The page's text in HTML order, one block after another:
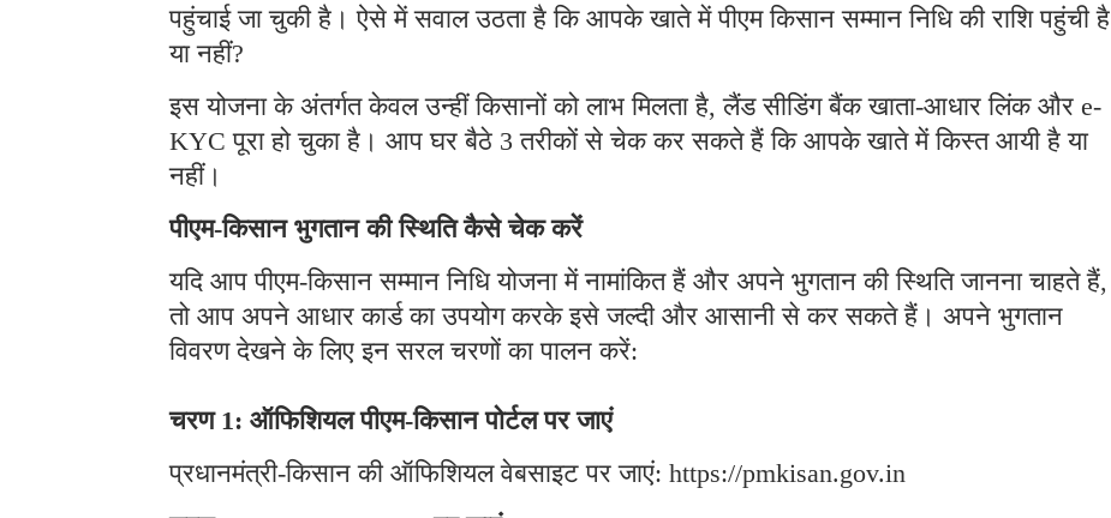
पहुंचाई जा चुकी है। ऐसे में सवाल उठता है कि आपके खाते में पीएम किसान सम्मान निधि की राशि पहुंची है
या नहीं?
इस योजना के अंतर्गत केवल उन्हीं किसानों को लाभ मिलता है, लैंड सीडिंग बैंक खाता-आधार लिंक और e-
KYC पूरा हो चुका है। आप घर बैठे 3 तरीकों से चेक कर सकते हैं कि आपके खाते में किस्त आयी है या
नहीं।
पीएम-किसान भुगतान की स्थिति कैसे चेक करें
यदि आप पीएम-किसान सम्मान निधि योजना में नामांकित हैं और अपने भुगतान की स्थिति जानना चाहते हैं,
तो आप अपने आधार कार्ड का उपयोग करके इसे जल्दी और आसानी से कर सकते हैं। अपने भुगतान
विवरण देखने के लिए इन सरल चरणों का पालन करें:
चरण 1: ऑफिशियल पीएम-किसान पोर्टल पर जाएं
प्रधानमंत्री-किसान की ऑफिशियल वेबसाइट पर जाएं: https://pmkisan.gov.in